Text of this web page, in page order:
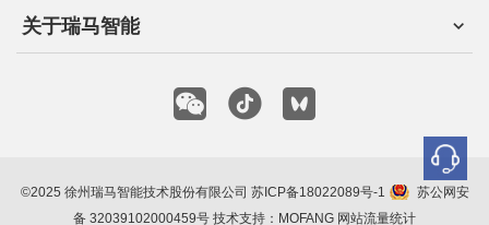
关于瑞马智能
©2025 徐州瑞马智能技术股份有限公司 苏ICP备18022089号-1
苏公网安
备 32039102000459号 技术支持：MOFANG 网站流量统计